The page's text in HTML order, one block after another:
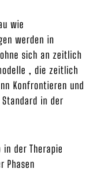
wie
werden in
sich an zeitlich
, die zeitlich
Konfrontieren und
in der
der Therapie
Phasen